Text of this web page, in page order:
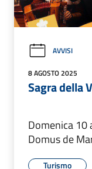
AVVISI
8 AGOSTO 2025
Sagra della
Domenica 10
Domus de
Turismo